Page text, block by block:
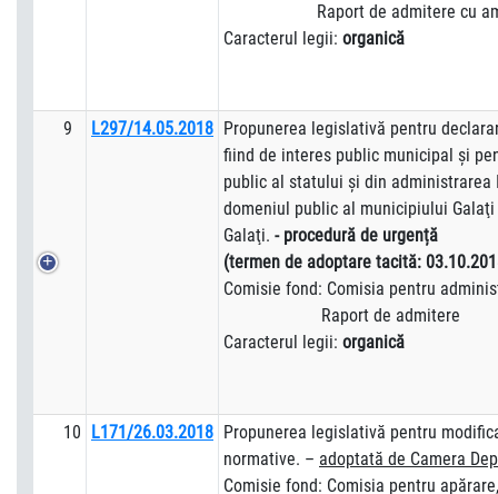
Raport de admitere cu
Caracterul legii: organică
9 L297/14.05.2018 Propunerea legislativă pentru
fiind de interes public municipal şi
public al statului şi din
domeniul public al municipiului
Galaţi. - procedură de urgență
(termen de adoptare tacită:
Comisie fond: Comisia pentru
Raport de admitere
Caracterul legii: organică
10 L171/26.03.2018 Propunerea legislativă pentru
normative. – adoptată de Camera
Comisie fond: Comisia pentru